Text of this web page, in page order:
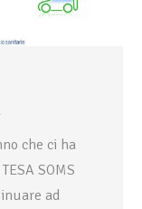
che ci ha
SOMS
ad